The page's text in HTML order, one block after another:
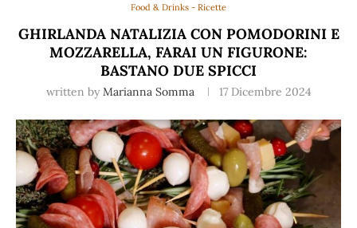
Food & Drinks - Ricette
GHIRLANDA NATALIZIA CON POMODORINI E
MOZZARELLA, FARAI UN FIGURONE:
BASTANO DUE SPICCI
written by Marianna Somma 17 Dicembre 2024